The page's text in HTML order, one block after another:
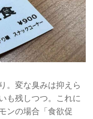
。変な臭みは抑えら
も残しつつ。これに
ンの場合「食欲促